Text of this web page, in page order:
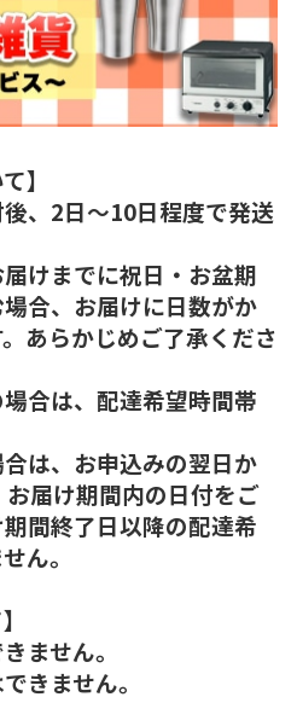
】
、2日～10日程度で発送
けまでに祝日・お盆期
合、お届けに日数がか
あらかじめご了承くださ
合は、配達希望時間帯
は、お申込みの翌日か
届け期間内の日付をご
間終了日以降の配達希
ん。
ません。
きません。